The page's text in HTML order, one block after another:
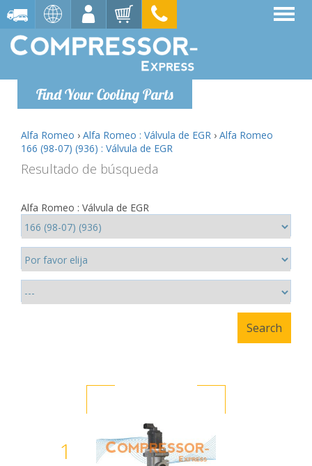
Find Your Cooling Parts
Alfa Romeo › Alfa Romeo : Válvula de EGR › Alfa Romeo
166 (98-07) (936) : Válvula de EGR
Resultado de búsqueda
Alfa Romeo : Válvula de EGR
1